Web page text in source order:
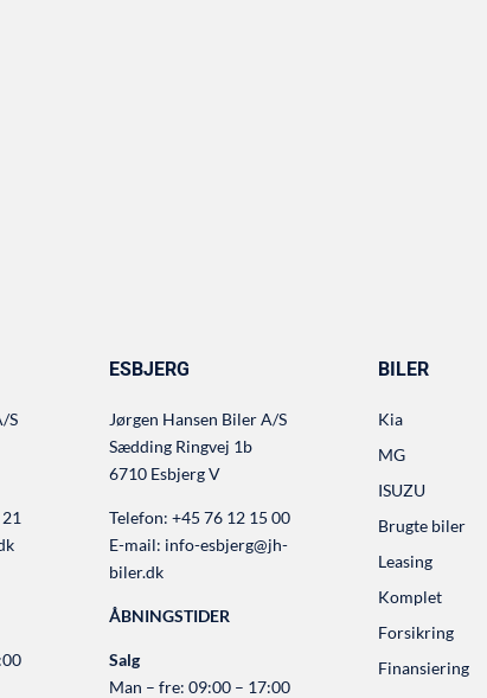
S
ESBJERG
Jørgen Hansen Biler A/S
Sædding Ringvej 1b
6710 Esbjerg V
Telefon:+45 76 12 15 00
E-mail: info-esbjerg@jh-
biler.dk
ÅBNINGSTIDER
Salg
Man – fre: 09:00 – 17:00
BILER
Kia
MG
ISUZU
Brugte biler
Leasing
Komplet
Forsikring
Finansiering